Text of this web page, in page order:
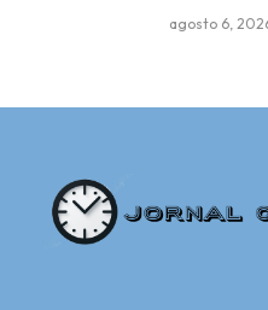
agosto 6,